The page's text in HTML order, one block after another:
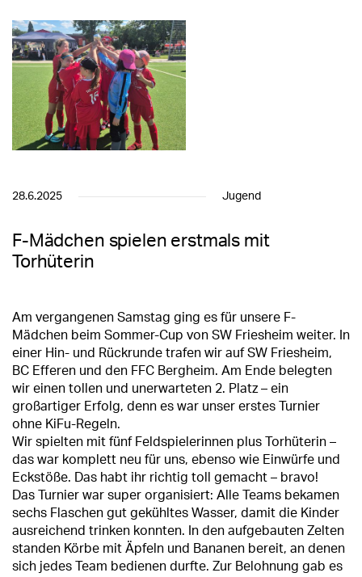
28.6.2025 Jugend
F-Mädchen spielen erstmals mit
Torhüterin
Am vergangenen Samstag ging es für unsere F-
Mädchen beim Sommer-Cup von SW Friesheim weiter. In
einer Hin- und Rückrunde trafen wir auf SW Friesheim,
BC Efferen und den FFC Bergheim. Am Ende belegten
wir einen tollen und unerwarteten 2. Platz – ein
großartiger Erfolg, denn es war unser erstes Turnier
ohne KiFu-Regeln.
Wir spielten mit fünf Feldspielerinnen plus Torhüterin –
das war komplett neu für uns, ebenso wie Einwürfe und
Eckstöße. Das habt ihr richtig toll gemacht – bravo!
Das Turnier war super organisiert: Alle Teams bekamen
sechs Flaschen gut gekühltes Wasser, damit die Kinder
ausreichend trinken konnten. In den aufgebauten Zelten
standen Körbe mit Äpfeln und Bananen bereit, an denen
sich jedes Team bedienen durfte. Zur Belohnung gab es